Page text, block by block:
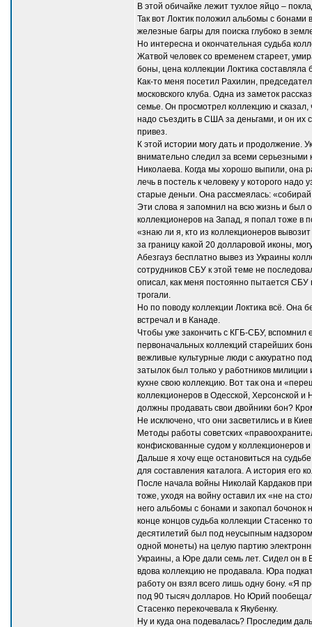
В этой обичайке лежит тухлое яйцо –
Так вот Локтик положил альбомы с бонами
железные багры для поиска глубоко в
Но интересна и окончательная судьба
Жатвой человек со временем стареет,
боны, цена коллекции Локтика
Как-то меня посетил Рахилин,
московского клуба. Одна из заметок
семье. Он просмотрел коллекцию и
надо съездить в США за деньгами, и он их
привез.
К этой истории могу дать и продолжение.
внимательно следил за всеми
Николаева. Когда мы хорошо выпили, она
лечь в постель к человеку у которого
старые деньги. Она рассмеялась:
Эти слова я запомнил на всю жизнь и был
коллекционеров на Запад, я попал тоже в
«знаю ли я, кто из коллекционеров
за границу какой 20 долларовой иконы,
Абезгауз бесплатно вывез из Украины
сотрудников СБУ к этой теме не
описал, как меня постоянно пытается СБУ
трогали.
Но по поводу коллекции Локтика всё. Она
встречал и в Канаде.
Чтобы уже закончить с КГБ-СБУ, вспомнил
первоначальных коллекций старейших
вежливые культурные люди с аккуратно
затылок был только у работников
кухне свою коллекцию. Вот так она и
коллекционеров в Одесской, Херсонской
должны продавать свои двойники бон?
Не исключено, что они засветились и в
Методы работы советских
конфискованные судом у коллекционеров
Дальше я хочу еще остановиться на
для составления каталога. А история его
После начала войны Николай Кардаков
тоже, уходя на войну оставил их «не на
него альбомы с бонами и закопал
конце концов судьба коллекции Стасенко
десятилетий был под неусыпным
одной монеты) на целую партию
Украины, а Юре дали семь лет. Сидел он в
вдова коллекцию не продавала. Юра
работу он взял всего лишь одну бону. «Я
под 90 тысяч долларов. Но Юрий пообещал
Стасенко перекочевала к Якубенку.
Ну и куда она подевалась? Проследим